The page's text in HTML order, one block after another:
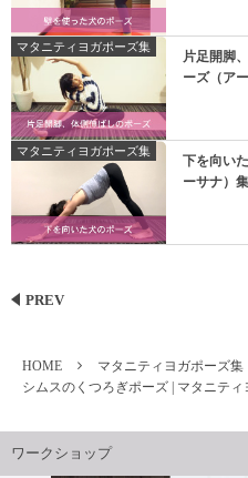
マタニティヨガポーズ集
片足開脚
ーズ（ア
マタニティヨガポーズ集
下を向い
ーサナ）集
PREV
HOME
マタニティヨガポーズ集
シムスのくつろぎポーズ | マタニティ
ワークショップ